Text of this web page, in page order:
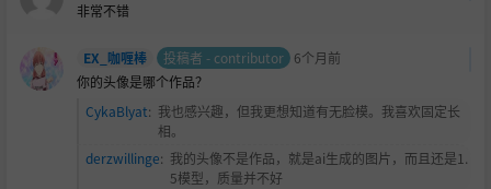
非常不错
EX_咖喱棒 投稿者 - contributor 6个月前
你的头像是哪个作品？
CykaBlyat: 我也感兴趣，但我更想知道有无脸模。我喜欢固定长
相。
derzwillinge: 我的头像不是作品，就是ai生成的图片，而且还是1.
5模型，质量并不好